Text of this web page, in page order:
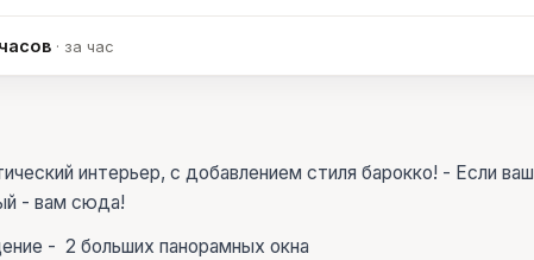
· за час
интерьер, с добавлением стиля барокко! - Если ваш
- вам сюда!
- 2 больших панорамных окна